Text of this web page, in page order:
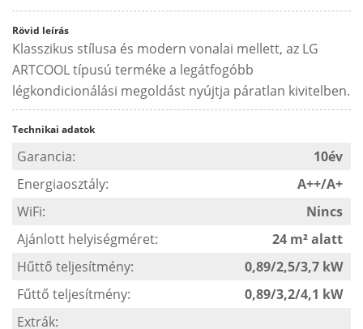
Rövid leírás
Klasszikus stílusa és modern vonalai mellett, az LG
ARTCOOL típusú terméke a legátfogóbb
légkondicionálási megoldást nyújtja páratlan kivitelben.
Technikai adatok
Garancia:
10év
Energiaosztály:
A++/A+
WiFi:
Nincs
Ajánlott helyiségméret:
24 m² alatt
Hűttő teljesítmény:
0,89/2,5/3,7 kW
Fűttő teljesítmény:
0,89/3,2/4,1 kW
Extrák: